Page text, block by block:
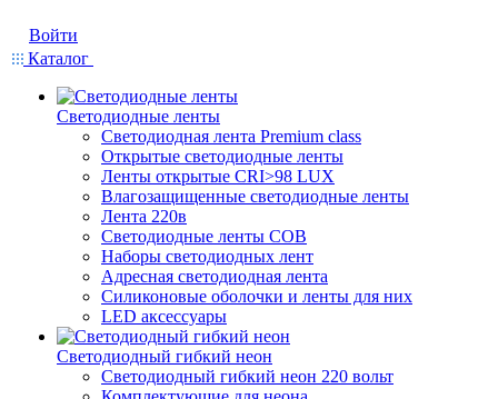
Войти
Каталог
Светодиодные ленты
Светодиодная лента Premium class
Открытые светодиодные ленты
Ленты открытые CRI>98 LUX
Влагозащищенные светодиодные ленты
Лента 220в
Светодиодные ленты COB
Наборы светодиодных лент
Адресная светодиодная лента
Силиконовые оболочки и ленты для них
LED аксессуары
Светодиодный гибкий неон
Светодиодный гибкий неон 220 вольт